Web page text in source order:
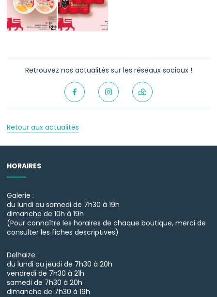
Retrouvez nos actualités sur les réseaux sociaux !
Retour aux actualités
HORAIRES
Galerie :
du lundi au samedi de 7h30 à 19h
dimanche de 10h à 19h
(Pour connaître les horaires de chaque boutique, merci de
consulter les fiches descriptives)
Delhaize :
du lundi au jeudi de 7h30 à 20h
vendredi de 7h30 à 21h
samedi de 7h30 à 20h
dimanche de 7h30 à 19h